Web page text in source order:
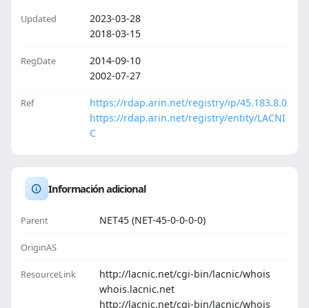
Updated
2023-03-28
2018-03-15
RegDate
2014-09-10
2002-07-27
Ref
https://rdap.arin.net/registry/ip/45.183.8.0
https://rdap.arin.net/registry/entity/LACNI
C
Información adicional
Parent NET45 (NET-45-0-0-0-0)
OriginAS
ResourceLink
http://lacnic.net/cgi-bin/lacnic/whois
whois.lacnic.net
http://lacnic.net/cgi-bin/lacnic/whois